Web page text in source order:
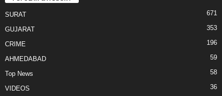
SURAT 671
GUJARAT 353
CRIME 196
AHMEDABAD 59
Top News 58
VIDEOS 36